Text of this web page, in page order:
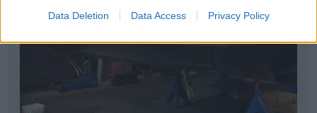
Data Deletion Data Access Privacy Policy